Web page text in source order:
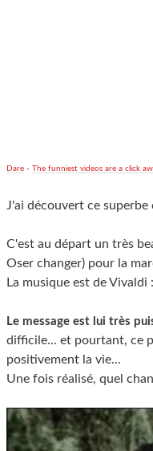
Dare - The funniest videos are a click
J'ai découvert ce
C'est au départ un très
Oser changer) pour la
La musique est de Vivaldi
Le message est lui très
difficile... et pourtant, ce
positivement la vie...
Une fois réalisé, quel